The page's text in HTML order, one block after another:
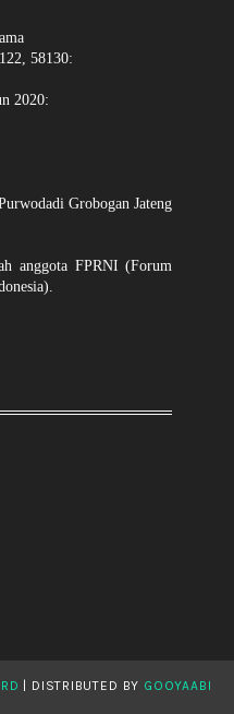
58130:
2020:
Grobogan Jateng
anggota FPRNI (Forum
| DISTRIBUTED BY GOOYAABI